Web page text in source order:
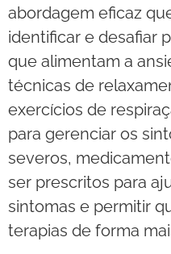
abordagem eficaz
identificar e desafiar
que alimentam a
técnicas de
exercícios de
para gerenciar os
severos,
ser prescritos para
sintomas e permitir
terapias de forma